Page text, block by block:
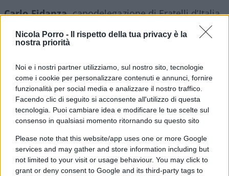
Nicola Porro -
Il rispetto della tua privacy è la
nostra priorità
Noi e i nostri partner utilizziamo, sul nostro sito, tecnologie
come i cookie per personalizzare contenuti e annunci, fornire
funzionalità per social media e analizzare il nostro traffico.
Facendo clic di seguito si acconsente all'utilizzo di questa
tecnologia. Puoi cambiare idea e modificare le tue scelte sul
consenso in qualsiasi momento ritornando su questo sito
Please note that this website/app uses one or more Google
services and may gather and store information including but
not limited to your visit or usage behaviour. You may click to
grant or deny consent to Google and its third-party tags to
Carlo Fidanza,capodelegazione di Fratelli d’Italia
al Parlamento europeo, ha dichiarato: «La Cgil
deve vergognarsi! Questa mattina al Bois du
tragedia di Marcinelle, Ebbene, i rappresentanti
della Cgil si sono voltati di spalle mentre il
Presidente del Senato Ignazio La Russa leggeva il
messaggio del Presidente della Repubblica Sergio
Mattarella». Fidanza ha affermato che lo stesso
gesto è avvenuto durante l’intervento di Antonella
Sberna.